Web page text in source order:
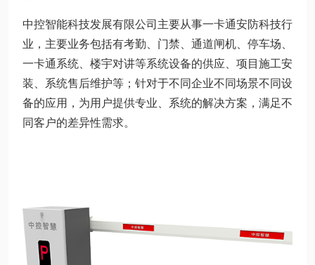
中控智能科技发展有限公司主要从事一卡通安防科技行
业，主要业务包括有考勤、门禁、通道闸机、停车场、
一卡通系统、楼宇对讲等系统设备的供应、项目施工安
装、系统售后维护等；针对于不同企业不同场景不同设
备的应用，为用户提供专业、系统的解决方案，满足不
同客户的差异性需求。